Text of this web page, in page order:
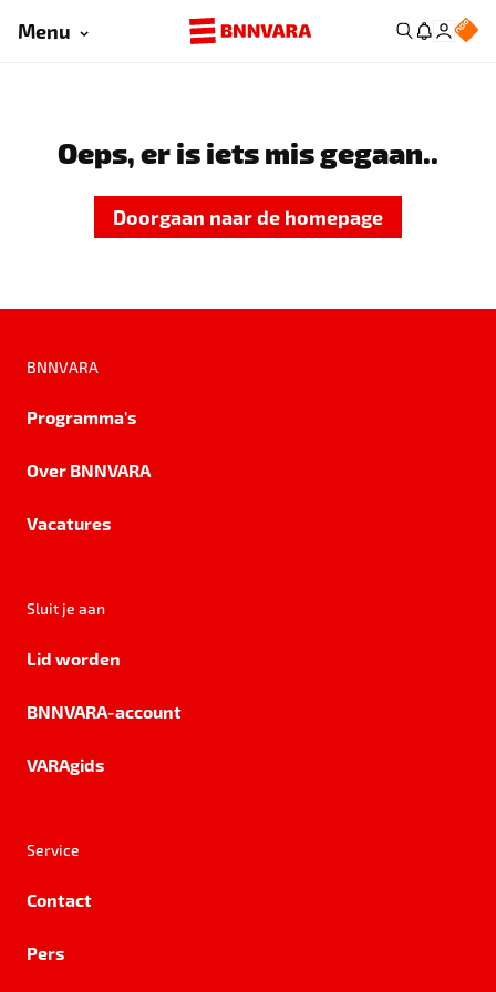
Menu
Oeps, er is iets mis gegaan..
Doorgaan naar de homepage
BNNVARA
Programma's
Over BNNVARA
Vacatures
Sluit je aan
Lid worden
BNNVARA-account
VARAgids
Service
Contact
Pers